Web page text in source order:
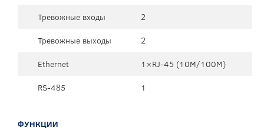
Тревожные входы
2
Тревожные выходы
2
Ethernet
1×RJ-45 (10М/100М)
RS-485
1
ФУНКЦИИ